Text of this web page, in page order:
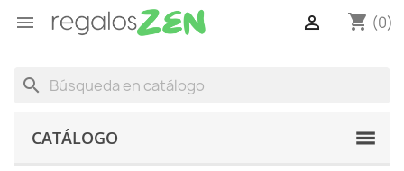
 shopping_cart (0)

search
CATÁLOGO